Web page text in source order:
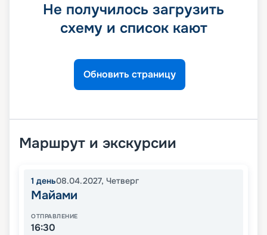
Не получилось загрузить
схему и список кают
Обновить страницу
Маршрут и экскурсии
1 день08.04.2027, Четверг
Майами
ОТПРАВЛЕНИЕ
16:30